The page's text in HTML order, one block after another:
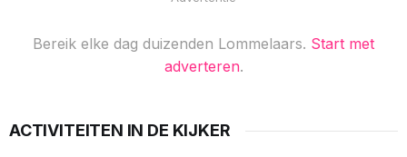
Bereik elke dag duizenden Lommelaars. Start met
adverteren.
ACTIVITEITEN IN DE KIJKER